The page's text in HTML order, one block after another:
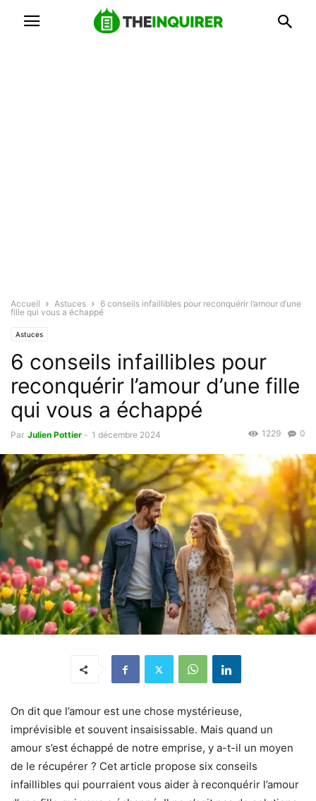
Accueil Astuces
6 conseils infaillibles pour reconquérir l’amour d’une
fille qui vous a échappé
Astuces
6 conseils infaillibles pour
reconquérir l’amour d’une fille
qui vous a échappé
Par Julien Pottier - 1 décembre 2024 0
1229
On dit que l’amour est une chose mystérieuse,
imprévisible et souvent insaisissable. Mais quand un
amour s’est échappé de notre emprise, y a-t-il un moyen
de le récupérer ? Cet article propose six conseils
infaillibles qui pourraient vous aider à reconquérir l’amour